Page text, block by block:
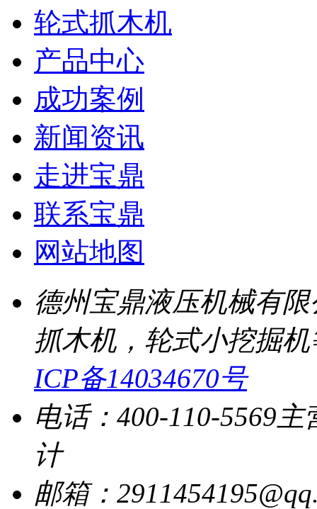
轮式抓木机
产品中心
成功案例
新闻资讯
走进宝鼎
联系宝鼎
网站地图
德州宝鼎液压机械有
抓木机，轮式小挖掘
ICP备14034670号
电话：400-110-5569 主
计
邮箱：